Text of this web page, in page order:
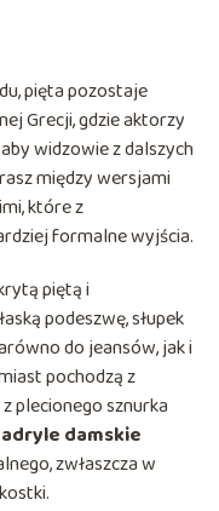
pięta pozostaje
Grecji, gdzie aktorzy
widzowie z dalszych
między wersjami
które z
formalne wyjścia.
piętą i
podeszwę, słupek
do jeansów, jak i
pochodzą z
plecionego sznurka
damskie
zwłaszcza w